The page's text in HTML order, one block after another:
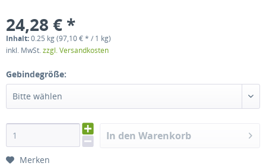
24,28 € *
Inhalt:0.25 kg (97,10 € * / 1 kg)
inkl. MwSt.zzgl. Versandkosten
Gebindegröße:
Bitte wählen
In den Warenkorb
Merken